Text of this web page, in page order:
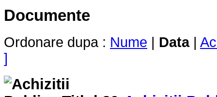
Documente
Ordonare dupa : Nume | Data |
]